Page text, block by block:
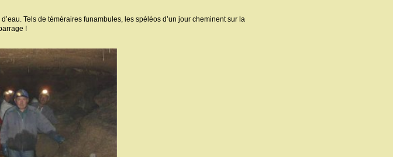
Tels de téméraires funambules, les spéléos d’un jour cheminent sur la
!